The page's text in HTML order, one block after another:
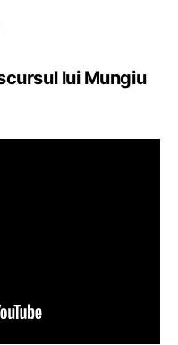
lui Mungiu